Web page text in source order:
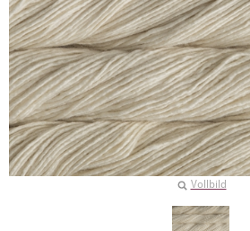
Vollbild